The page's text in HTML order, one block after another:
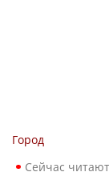
Город
Сейчас